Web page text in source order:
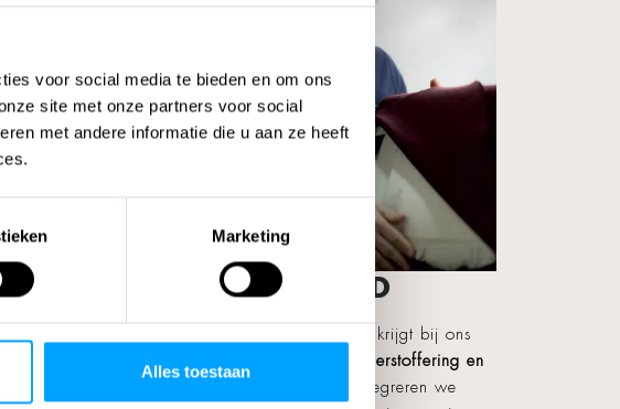
voor social media te bieden en om ons
site met onze partners voor social
met andere informatie die u aan ze heeft
Marketing
Alles toestaan
Onderdelen en
worden
Dat maakt onze
REFURBISHED
Ook bestaand meubilair krijgt bij ons
een nieuw leven. Door
herstoffering en
integreren we